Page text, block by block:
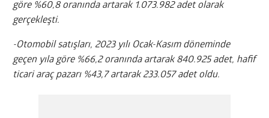
göre %60,8 oranında artarak 1.073.982 adet olarak
gerçekleşti.
-Otomobil satışları, 2023 yılı Ocak-Kasım döneminde
geçen yıla göre %66,2 oranında artarak 840.925 adet, hafif
ticari araç pazarı %43,7 artarak 233.057 adet oldu.